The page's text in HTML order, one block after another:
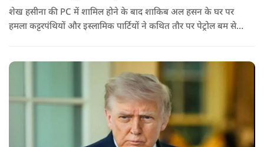
शेख हसीना की PC में शामिल होने के बाद शाकिब अल हसन के घर पर
हमला कट्टरपंथियों और इस्लामिक पार्टियों ने कथित तौर पर पेट्रोल बम से
जरिए संबोधन दिया था.